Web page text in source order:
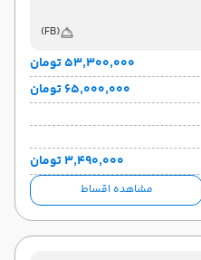
(FB)
۵۳٬۳۰۰٬۰۰۰ تومان
۶۵٬۰۰۰٬۰۰۰ تومان
۳٬۴۹۰٬۰۰۰ تومان
مشاهده اقساط